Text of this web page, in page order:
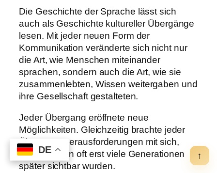
Die Geschichte der Sprache lässt sich
auch als Geschichte kultureller Übergänge
lesen. Mit jeder neuen Form der
Kommunikation veränderte sich nicht nur
die Art, wie Menschen miteinander
sprachen, sondern auch die Art, wie sie
zusammenlebten, Wissen weitergaben und
ihre Gesellschaft gestalteten.
Jeder Übergang eröffnete neue
Möglichkeiten. Gleichzeitig brachte jeder
Übergang Herausforderungen mit sich,
deren Folgen oft erst viele Generationen
später sichtbar wurden.
DE
↑
DE